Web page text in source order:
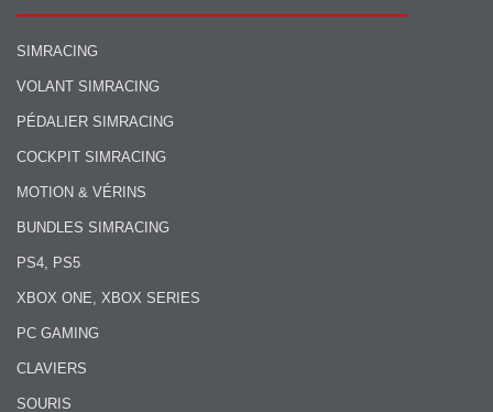
SIMRACING
VOLANT SIMRACING
PÉDALIER SIMRACING
COCKPIT SIMRACING
MOTION & VÉRINS
BUNDLES SIMRACING
PS4, PS5
XBOX ONE, XBOX SERIES
PC GAMING
CLAVIERS
SOURIS